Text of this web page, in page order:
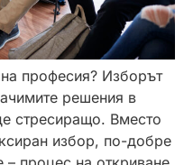
професия? Изборът
решения в
стресиращо. Вместо
избор, по-добре